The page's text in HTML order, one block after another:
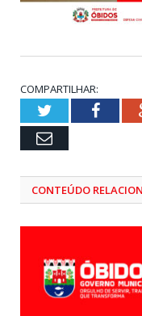
COMPARTILHAR:
Twitter
Email
CONTEÚDO